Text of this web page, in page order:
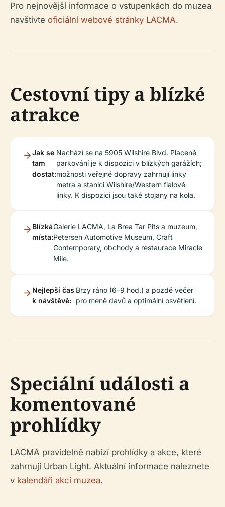
Pro nejnovější informace o vstupenkách do muzea
navštivte oficiální webové stránky LACMA.
Cestovní tipy a blízké
atrakce
Jak se
tam
dostat:
Nachází se na 5905 Wilshire Blvd. Placené
parkování je k dispozici v blízkých garážích;
možnosti veřejné dopravy zahrnují linky
metra a stanici Wilshire/Western fialové
linky. K dispozici jsou také stojany na kola.
Blízká
místa:
Galerie LACMA, La Brea Tar Pits a muzeum,
Petersen Automotive Museum, Craft
Contemporary, obchody a restaurace Miracle
Mile.
Nejlepší čas
k návštěvě:
Brzy ráno (6–9 hod.) a pozdě večer
pro méně davů a optimální osvětlení.
Speciální události a
komentované
prohlídky
LACMA pravidelně nabízí prohlídky a akce, které
zahrnují Urban Light. Aktuální informace naleznete
v kalendáři akcí muzea.